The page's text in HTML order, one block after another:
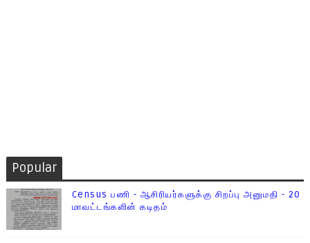
Popular
Census பணி - ஆசிரியர்களுக்கு சிறப்பு அனுமதி - 20
மாவட்டங்களின் கடிதம்